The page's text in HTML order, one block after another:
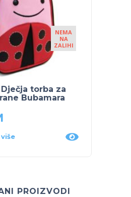
NEMA
NA
ZALIHI
Dječja torba za
Bubamara
PROIZVODI